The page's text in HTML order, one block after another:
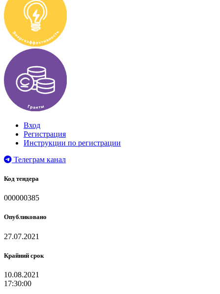
Вход
Регистрация
Инструкции по регистрации
Телеграм канал
Код тендера
000000385
Опубликовано
27.07.2021
Крайний срок
10.08.2021
17:30:00